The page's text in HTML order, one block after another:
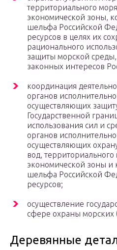
территориального
экономической зоны,
шельфа Российской
ресурсов в целях их
рационального
защиты морской
законных интересов
координация
органов
осуществляющих
Государственной
использования сил и
органов
осуществляющих
вод,
экономической зоны и
шельфа Российской
ресурсов;
осуществление
сфере охраны морских
Деревянные